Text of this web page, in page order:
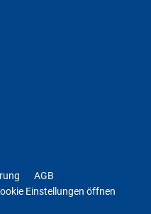
AGB
Einstellungen öffnen